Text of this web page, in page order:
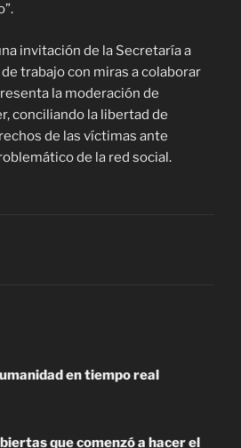
invitación de la Secretaría a
trabajo con miras a colaborar
la moderación de
conciliando la libertad de
de las víctimas ante
de la red social.
en tiempo real
que comenzó a hacer el